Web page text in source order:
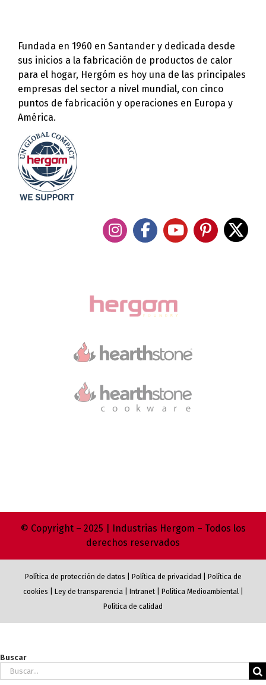
Fundada en 1960 en Santander y dedicada desde
sus inicios a la fabricación de productos de calor
para el hogar, Hergóm es hoy una de las principales
empresas del sector a nivel mundial, con cinco
puntos de fabricación y operaciones en Europa y
América.
© Copyright – 2025 | Industrias Hergom – Todos los
derechos reservados
Política de protección de datos Política de privacidad
Política de
cookies
Ley de transparencia| Intranet| Política Medioambiental|
Política de calidad
Buscar
Buscar: